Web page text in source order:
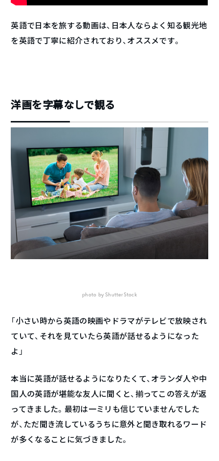
英語で日本を旅する動画は、日本人ならよく知る観光地
を英語で丁寧に紹介されており、オススメです。
洋画を字幕なしで観る
photo by ShutterStock
「小さい時から英語の映画やドラマがテレビで放映され
ていて、それを見ていたら英語が話せるようになった
よ」
本当に英語が話せるようになりたくて、オランダ人や中
国人の英語が堪能な友人に聞くと、揃ってこの答えが返
ってきました。最初は一ミリも信じていませんでした
が、ただ聞き流しているうちに意外と聞き取れるワード
が多くなることに気づきました。